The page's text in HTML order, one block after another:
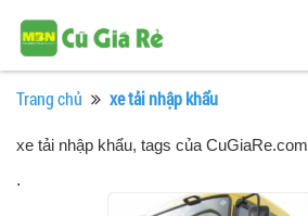
Trang chủ xe tải nhập khẩu
xe tải nhập khẩu, tags của CuGiaRe.com
.